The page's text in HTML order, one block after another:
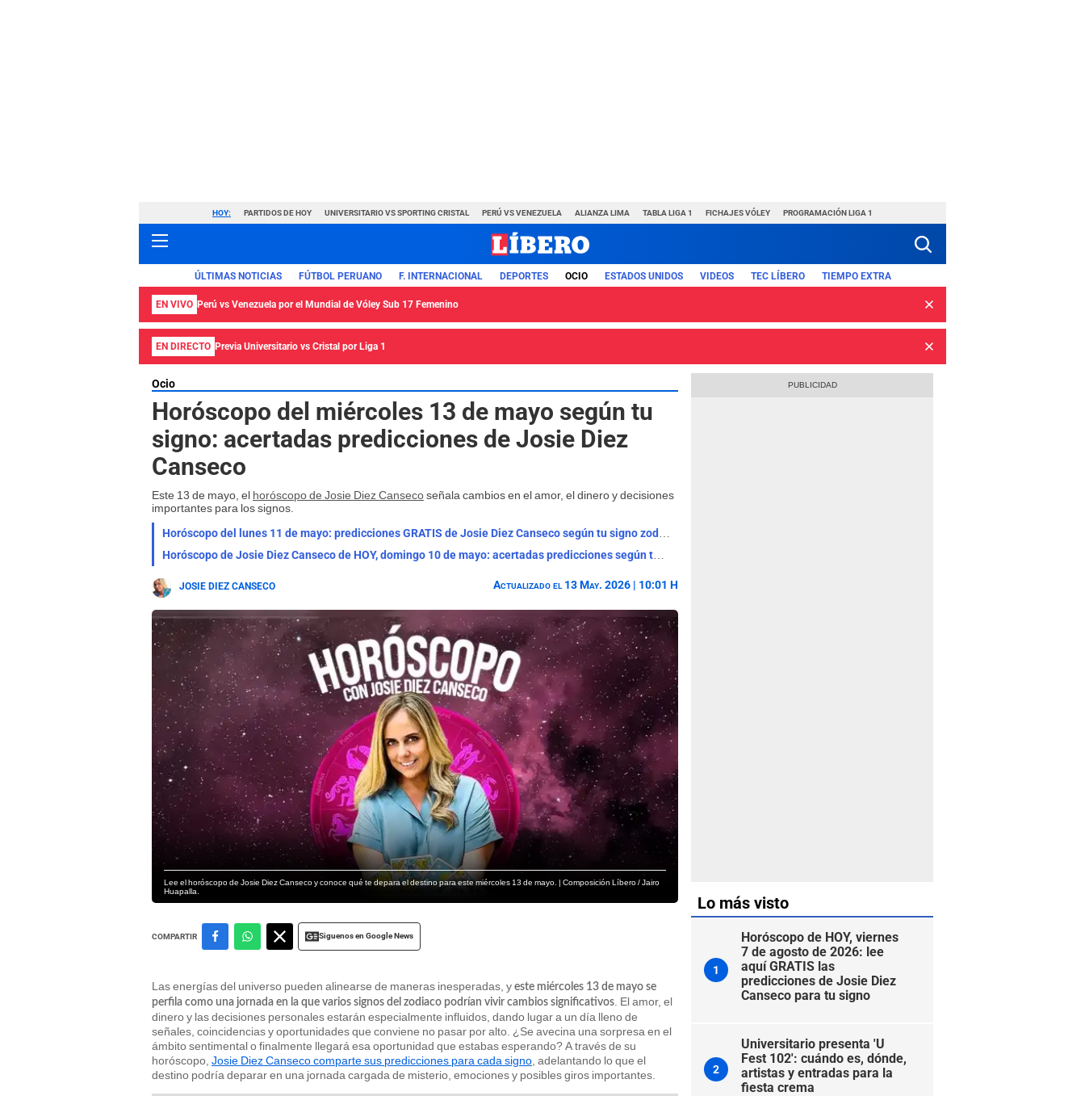
HOY: PARTIDOS DE HOY UNIVERSITARIO VS SPORTING CRISTAL PERÚ VS VENEZUELA ALIANZA LIMA TABLA LIGA 1 FICHAJES VÓLEY PROGRAMACIÓN LIGA 1
ÚLTIMAS NOTICIAS FÚTBOL PERUANO F. INTERNACIONAL DEPORTES OCIO ESTADOS UNIDOS VIDEOS TEC LÍBERO TIEMPO EXTRA
EN VIVO Perú vs Venezuela por el Mundial de Vóley Sub 17 Femenino
EN DIRECTO Previa Universitario vs Cristal por Liga 1
Ocio
Horóscopo del miércoles 13 de mayo según tu
signo: acertadas predicciones de Josie Diez
Canseco
Este 13 de mayo, el horóscopo de Josie Diez Cansecoseñala cambios en el amor, el dinero y decisiones
importantes para los signos.
Horóscopo del lunes 11 de mayo: predicciones GRATIS de Josie Diez Canseco según tu signo zodiacal
Horóscopo de Josie Diez Canseco de HOY, domingo 10 de mayo: acertadas predicciones según tu signo zodiacal
JOSIE DIEZ CANSECO Actualizado el 13 May. 2026 | 10:01 H
Lee el horóscopo de Josie Diez Canseco y conoce qué te depara el destino para este miércoles 13 de mayo. | Composición Líbero / Jairo
Huapalla.
COMPARTIR Siguenos en Google News
Las energías del universo pueden alinearse de maneras inesperadas, y este miércoles 13 de mayo se
perfila como una jornada en la que varios signos del zodiaco podrían vivir cambios significativos . El amor, el
dinero y las decisiones personales estarán especialmente influidos, dando lugar a un día lleno de
señales, coincidencias y oportunidades que conviene no pasar por alto. ¿Se avecina una sorpresa en el
ámbito sentimental o finalmente llegará esa oportunidad que estabas esperando? A través de su
horóscopo, Josie Diez Canseco comparte sus predicciones para cada signo , adelantando lo que el
destino podría deparar en una jornada cargada de misterio, emociones y posibles giros importantes.
Lo más visto
1
Horóscopo de HOY, viernes
7 de agosto de 2026: lee
aquí GRATIS las
predicciones de Josie Diez
Canseco para tu signo
2
Universitario presenta 'U
Fest 102': cuándo es, dónde,
artistas y entradas para la
fiesta crema